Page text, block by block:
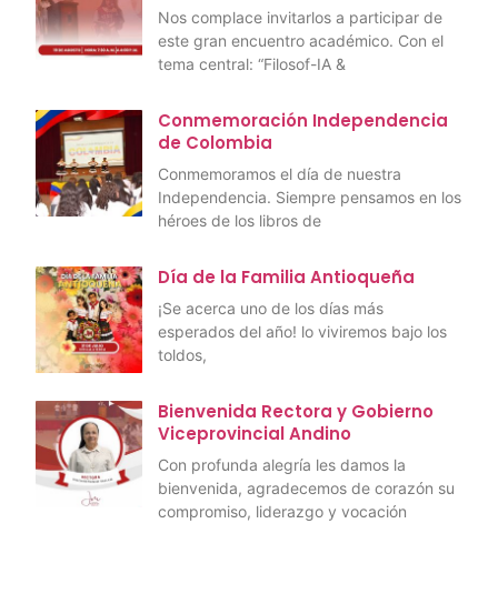
Nos complace invitarlos a participar de
este gran encuentro académico. Con el
tema central: “Filosof-IA &
Conmemoración Independencia
de Colombia
Conmemoramos el día de nuestra
Independencia. Siempre pensamos en los
héroes de los libros de
Día de la Familia Antioqueña
¡Se acerca uno de los días más
esperados del año! lo viviremos bajo los
toldos,
Bienvenida Rectora y Gobierno
Viceprovincial Andino
Con profunda alegría les damos la
bienvenida, agradecemos de corazón su
compromiso, liderazgo y vocación